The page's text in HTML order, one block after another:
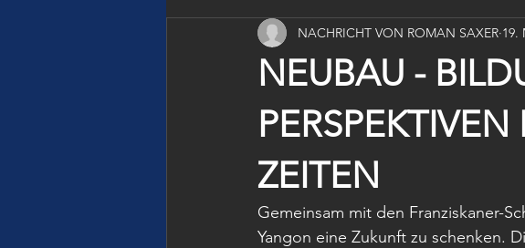
NEUBAU -
ZEITEN
NACHRICHT VON ROMAN SAXER 19.
Gemeinsam mit den Franziskaner-
Yangon eine Zukunft zu schenken.